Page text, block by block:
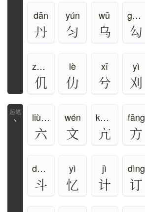
dān
丹
yún
匀
wū
乌
gōu、gòu
勾
zhǎng
仉
lè
仂
xī
兮
yì
刈
丶 liù、lù
六
wén
文
kàng
亢
fāng
方
dǒu、dòu
斗
yì
忆
jì
计
dìng
订